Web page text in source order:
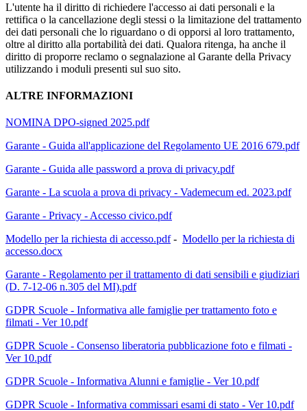
L'utente ha il diritto di richiedere l'accesso ai dati personali e la
rettifica o la cancellazione degli stessi o la limitazione del trattamento
dei dati personali che lo riguardano o di opporsi al loro trattamento,
oltre al diritto alla portabilità dei dati. Qualora ritenga, ha anche il
diritto di proporre reclamo o segnalazione al Garante della Privacy
utilizzando i moduli presenti sul suo sito.
ALTRE INFORMAZIONI
NOMINA DPO-signed 2025.pdf
Garante - Guida all'applicazione del Regolamento UE 2016 679.pdf
Garante - Guida alle password a prova di privacy.pdf
Garante - La scuola a prova di privacy - Vademecum ed. 2023.pdf
Garante - Privacy - Accesso civico.pdf
Modello per la richiesta di accesso.pdf- Modello per la richiesta di
accesso.docx
Garante - Regolamento per il trattamento di dati sensibili e giudiziari
(D. 7-12-06 n.305 del MI).pdf
GDPR Scuole - Informativa alle famiglie per trattamento foto e
filmati - Ver 10.pdf
GDPR Scuole - Consenso liberatoria pubblicazione foto e filmati -
Ver 10.pdf
GDPR Scuole - Informativa Alunni e famiglie - Ver 10.pdf
GDPR Scuole - Informativa commissari esami di stato - Ver 10.pdf